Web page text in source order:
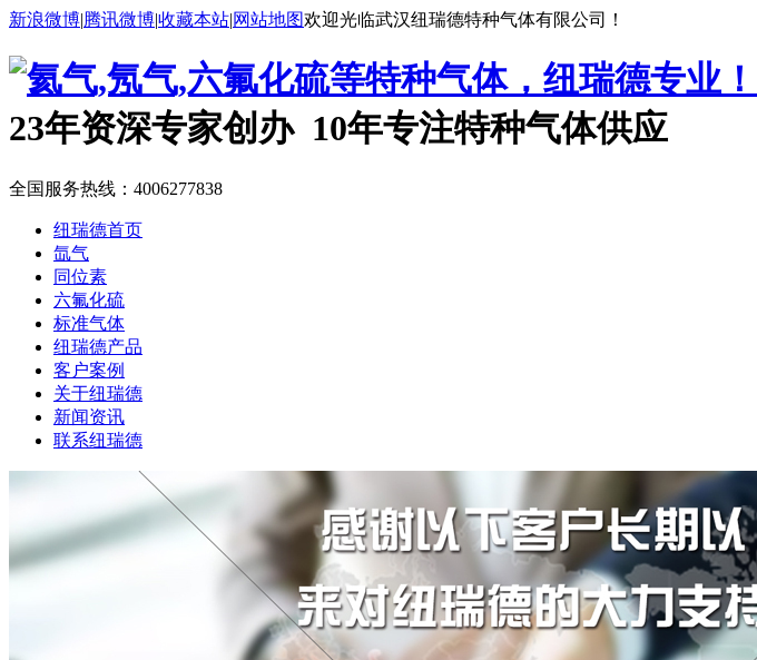
新浪微博|腾讯微博|收藏本站|网站地图欢迎光临武汉纽瑞德特种气体有限公司！
23年资深专家创办 10年专注特种气体供应
全国服务热线： 4006277838
纽瑞德首页
氙气
同位素
六氟化硫
标准气体
纽瑞德产品
客户案例
关于纽瑞德
新闻资讯
联系纽瑞德